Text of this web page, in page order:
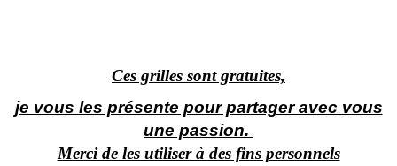
Ces grilles sont gratuites,
je vous les présente pour partager avec vous
une passion.
Merci de les utiliser à des fins personnels